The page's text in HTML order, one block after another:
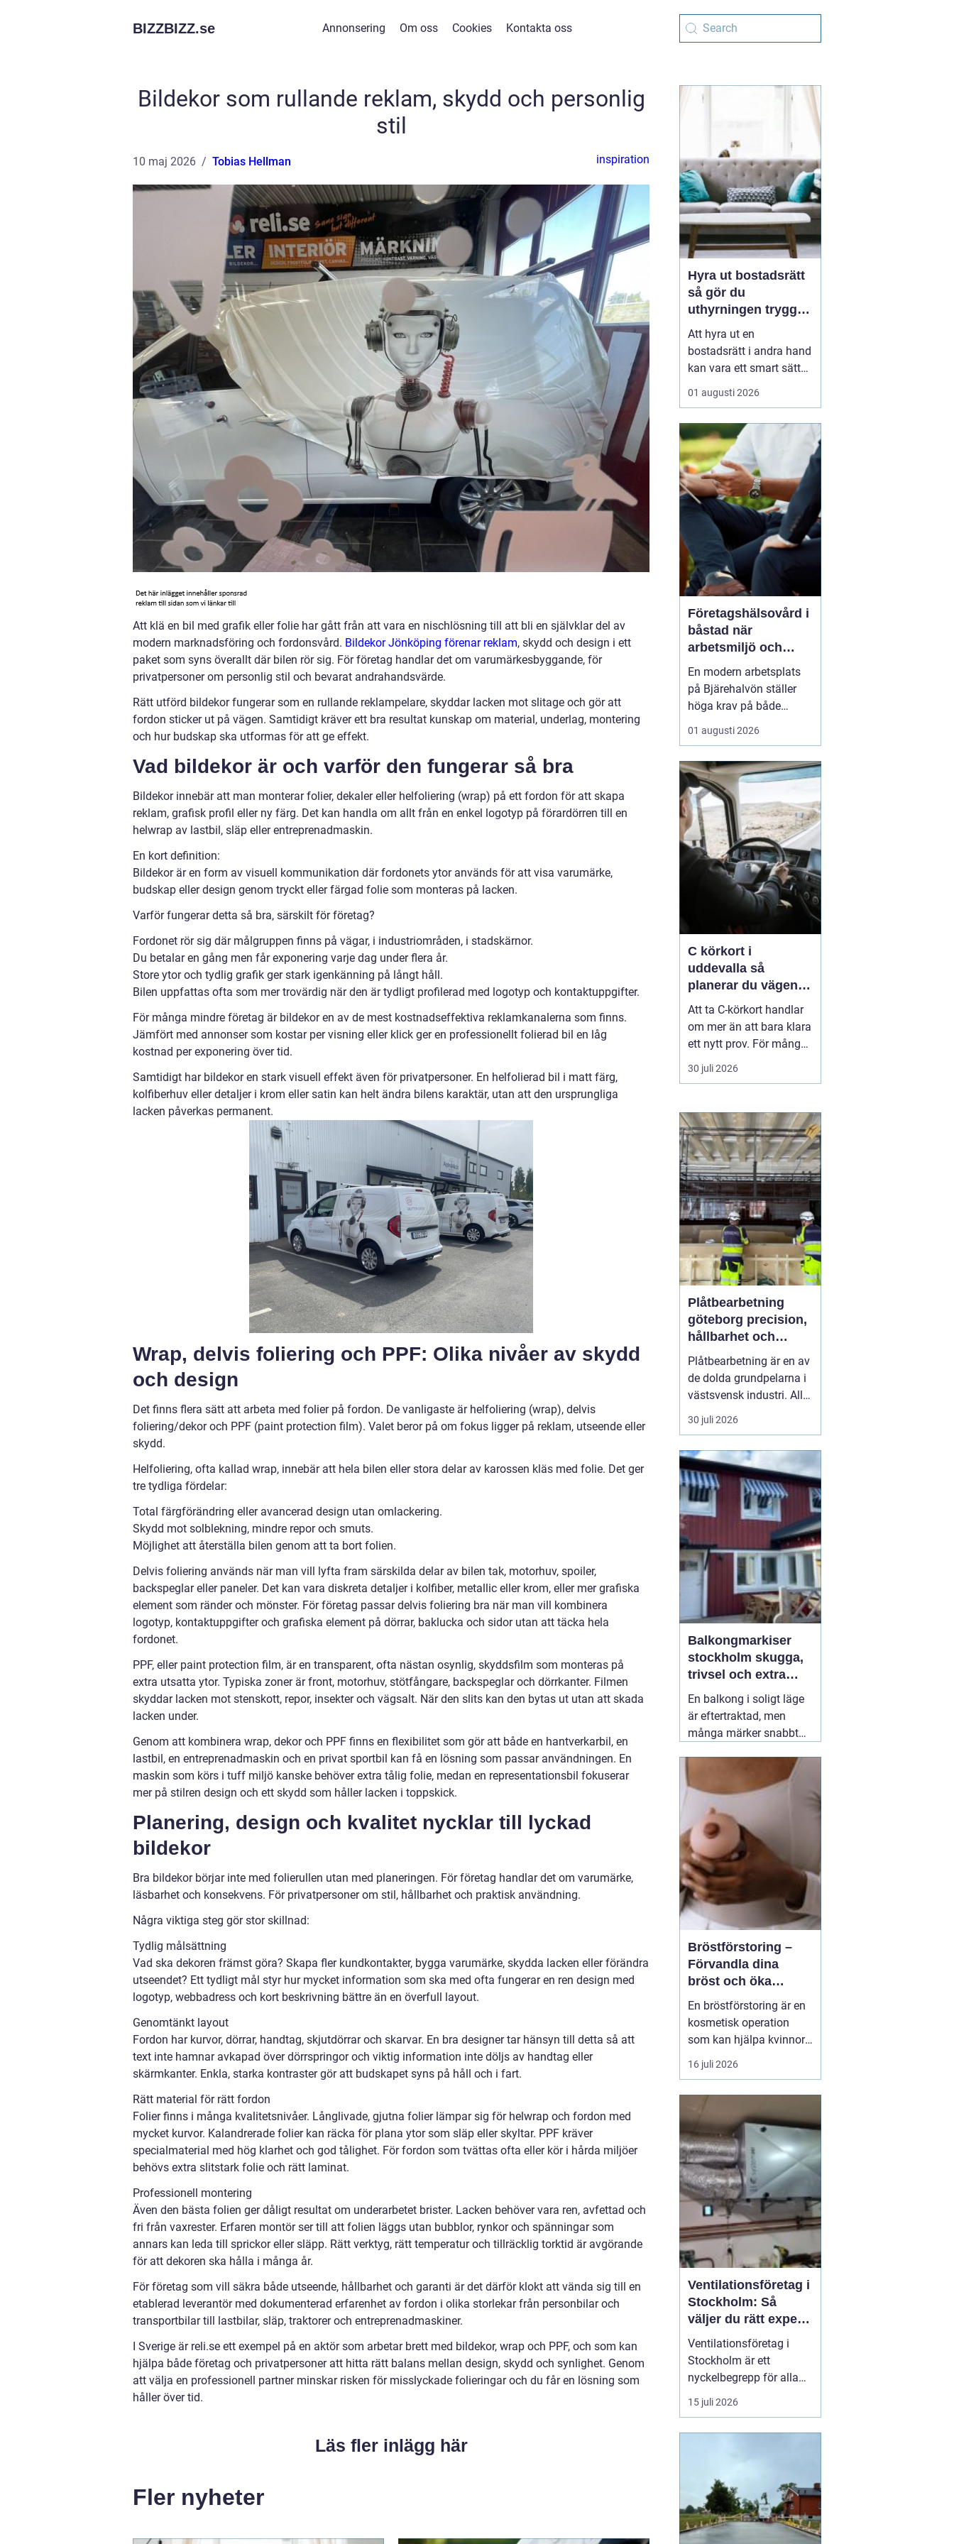
BIZZBIZZ.se Annonsering Om oss Cookies Kontakta oss
Bildekor som rullande reklam, skydd och personlig
stil
10 maj 2026 Tobias Hellman inspiration
Att klä en bil med grafik eller folie har gått från att vara en nischlösning till att bli en självklar del av
modern marknadsföring och fordonsvård. Bildekor Jönköping förenar reklam, skydd och design i ett
paket som syns överallt där bilen rör sig. För företag handlar det om varumärkesbyggande, för
privatpersoner om personlig stil och bevarat andrahandsvärde.
Rätt utförd bildekor fungerar som en rullande reklampelare, skyddar lacken mot slitage och gör att
fordon sticker ut på vägen. Samtidigt kräver ett bra resultat kunskap om material, underlag, montering
och hur budskap ska utformas för att ge effekt.
Vad bildekor är och varför den fungerar så bra
Bildekor innebär att man monterar folier, dekaler eller helfoliering (wrap) på ett fordon för att skapa
reklam, grafisk profil eller ny färg. Det kan handla om allt från en enkel logotyp på förardörren till en
helwrap av lastbil, släp eller entreprenadmaskin.
En kort definition:
Bildekor är en form av visuell kommunikation där fordonets ytor används för att visa varumärke,
budskap eller design genom tryckt eller färgad folie som monteras på lacken.
Varför fungerar detta så bra, särskilt för företag?
Fordonet rör sig där målgruppen finns på vägar, i industriområden, i stadskärnor.
Du betalar en gång men får exponering varje dag under flera år.
Store ytor och tydlig grafik ger stark igenkänning på långt håll.
Bilen uppfattas ofta som mer trovärdig när den är tydligt profilerad med logotyp och kontaktuppgifter.
För många mindre företag är bildekor en av de mest kostnadseffektiva reklamkanalerna som finns.
Jämfört med annonser som kostar per visning eller klick ger en professionellt folierad bil en låg
kostnad per exponering över tid.
Samtidigt har bildekor en stark visuell effekt även för privatpersoner. En helfolierad bil i matt färg,
kolfiberhuv eller detaljer i krom eller satin kan helt ändra bilens karaktär, utan att den ursprungliga
lacken påverkas permanent.
Wrap, delvis foliering och PPF: Olika nivåer av skydd
och design
Det finns flera sätt att arbeta med folier på fordon. De vanligaste är helfoliering (wrap), delvis
foliering/dekor och PPF (paint protection film). Valet beror på om fokus ligger på reklam, utseende eller
skydd.
Helfoliering, ofta kallad wrap, innebär att hela bilen eller stora delar av karossen kläs med folie. Det ger
tre tydliga fördelar:
Total färgförändring eller avancerad design utan omlackering.
Skydd mot solblekning, mindre repor och smuts.
Möjlighet att återställa bilen genom att ta bort folien.
Delvis foliering används när man vill lyfta fram särskilda delar av bilen tak, motorhuv, spoiler,
backspeglar eller paneler. Det kan vara diskreta detaljer i kolfiber, metallic eller krom, eller mer grafiska
element som ränder och mönster. För företag passar delvis foliering bra när man vill kombinera
logotyp, kontaktuppgifter och grafiska element på dörrar, baklucka och sidor utan att täcka hela
fordonet.
PPF, eller paint protection film, är en transparent, ofta nästan osynlig, skyddsfilm som monteras på
extra utsatta ytor. Typiska zoner är front, motorhuv, stötfångare, backspeglar och dörrkanter. Filmen
skyddar lacken mot stenskott, repor, insekter och vägsalt. När den slits kan den bytas ut utan att skada
lacken under.
Genom att kombinera wrap, dekor och PPF finns en flexibilitet som gör att både en hantverkarbil, en
lastbil, en entreprenadmaskin och en privat sportbil kan få en lösning som passar användningen. En
maskin som körs i tuff miljö kanske behöver extra tålig folie, medan en representationsbil fokuserar
mer på stilren design och ett skydd som håller lacken i toppskick.
Planering, design och kvalitet nycklar till lyckad
bildekor
Bra bildekor börjar inte med folierullen utan med planeringen. För företag handlar det om varumärke,
läsbarhet och konsekvens. För privatpersoner om stil, hållbarhet och praktisk användning.
Några viktiga steg gör stor skillnad:
Tydlig målsättning
Vad ska dekoren främst göra? Skapa fler kundkontakter, bygga varumärke, skydda lacken eller förändra
utseendet? Ett tydligt mål styr hur mycket information som ska med ofta fungerar en ren design med
logotyp, webbadress och kort beskrivning bättre än en överfull layout.
Genomtänkt layout
Fordon har kurvor, dörrar, handtag, skjutdörrar och skarvar. En bra designer tar hänsyn till detta så att
text inte hamnar avkapad över dörrspringor och viktig information inte döljs av handtag eller
skärmkanter. Enkla, starka kontraster gör att budskapet syns på håll och i fart.
Rätt material för rätt fordon
Folier finns i många kvalitetsnivåer. Långlivade, gjutna folier lämpar sig för helwrap och fordon med
mycket kurvor. Kalandrerade folier kan räcka för plana ytor som släp eller skyltar. PPF kräver
specialmaterial med hög klarhet och god tålighet. För fordon som tvättas ofta eller kör i hårda miljöer
behövs extra slitstark folie och rätt laminat.
Professionell montering
Även den bästa folien ger dåligt resultat om underarbetet brister. Lacken behöver vara ren, avfettad och
fri från vaxrester. Erfaren montör ser till att folien läggs utan bubblor, rynkor och spänningar som
annars kan leda till sprickor eller släpp. Rätt verktyg, rätt temperatur och tillräcklig torktid är avgörande
för att dekoren ska hålla i många år.
För företag som vill säkra både utseende, hållbarhet och garanti är det därför klokt att vända sig till en
etablerad leverantör med dokumenterad erfarenhet av fordon i olika storlekar från personbilar och
transportbilar till lastbilar, släp, traktorer och entreprenadmaskiner.
I Sverige är reli.se ett exempel på en aktör som arbetar brett med bildekor, wrap och PPF, och som kan
hjälpa både företag och privatpersoner att hitta rätt balans mellan design, skydd och synlighet. Genom
att välja en professionell partner minskar risken för misslyckade folieringar och du får en lösning som
håller över tid.
Läs fler inlägg här
Fler nyheter
Hyra ut bostadsrätt
så gör du
uthyrningen trygg,
laglig och lönsam
Att hyra ut en
bostadsrätt i andra hand
kan vara ett smart sätt
att täcka kostnader eller
behålla boendet under
stad. Samtidigt upplever
många att regler,
tillstånd, hyresnivå och
försäkringar känns
krångliga. Med rätt
kunskap gå...
01 augusti 2026
Företagshälsovård i
båstad när
arbetsmiljö och
specialistkunskap
möts
En modern arbetsplats
på Bjärehalvön ställer
höga krav på både
ledning och
medarbetare. Tempot är
breda och gränsen
mellan jobb och privatliv
blir ibland suddig.
Samtidigt förväntas
hållbara prestationer
över tid. I den verkligh...
01 augusti 2026
C körkort i
uddevalla så
planerar du vägen
mot tung lastbil
Att ta C-körkort handlar
om mer än att bara klara
ett nytt prov. För många
betyder det en chans till
ett nytt yrke, en starkare
arbetsmarknaden eller
en naturlig utveckling i
ett jobb inom transport
och logistik. I Uddevalla
finns goda mö...
30 juli 2026
Plåtbearbetning
göteborg precision,
hållbarhet och
smarta lösningar
Plåtbearbetning är en av
de dolda grundpelarna i
västsvensk industri. Allt
från marina
anläggningar längs
maskiner, räcken i
offentliga miljöer och
specialtillverkade
komponenter tillverkas
plåtbearbetning. När
för...
30 juli 2026
Balkongmarkiser
stockholm skugga,
trivsel och extra
rum utomhus
En balkong i soligt läge
är eftertraktad, men
många märker snabbt
under sommarhalvåret.
Glasräcken, mörka
reflekterande ytor gör att
solen ofta upplevs
starkare i Stockholm än
förväntat. Med
22 juli
2026
Bröstförstoring –
Förvandla dina
bröst och öka
självförtroendet
En bröstförstoring är en
kosmetisk operation
som kan hjälpa kvinnor
att uppnå de bröst de
alltid har drömt om.
om att återställa
volymen efter graviditet
och amning, korrigera
oj&a...
16 juli 2026
Ventilationsföretag i
Stockholm: Så
väljer du rätt expert
på frisk luft
Ventilationsföretag i
Stockholm är ett
nyckelbegrepp för alla
som vill ha bättre
inomhusluft, lägre
söker efter ett kunnigt
företag i huvudstaden
som kan hjälp...
15 juli 2026